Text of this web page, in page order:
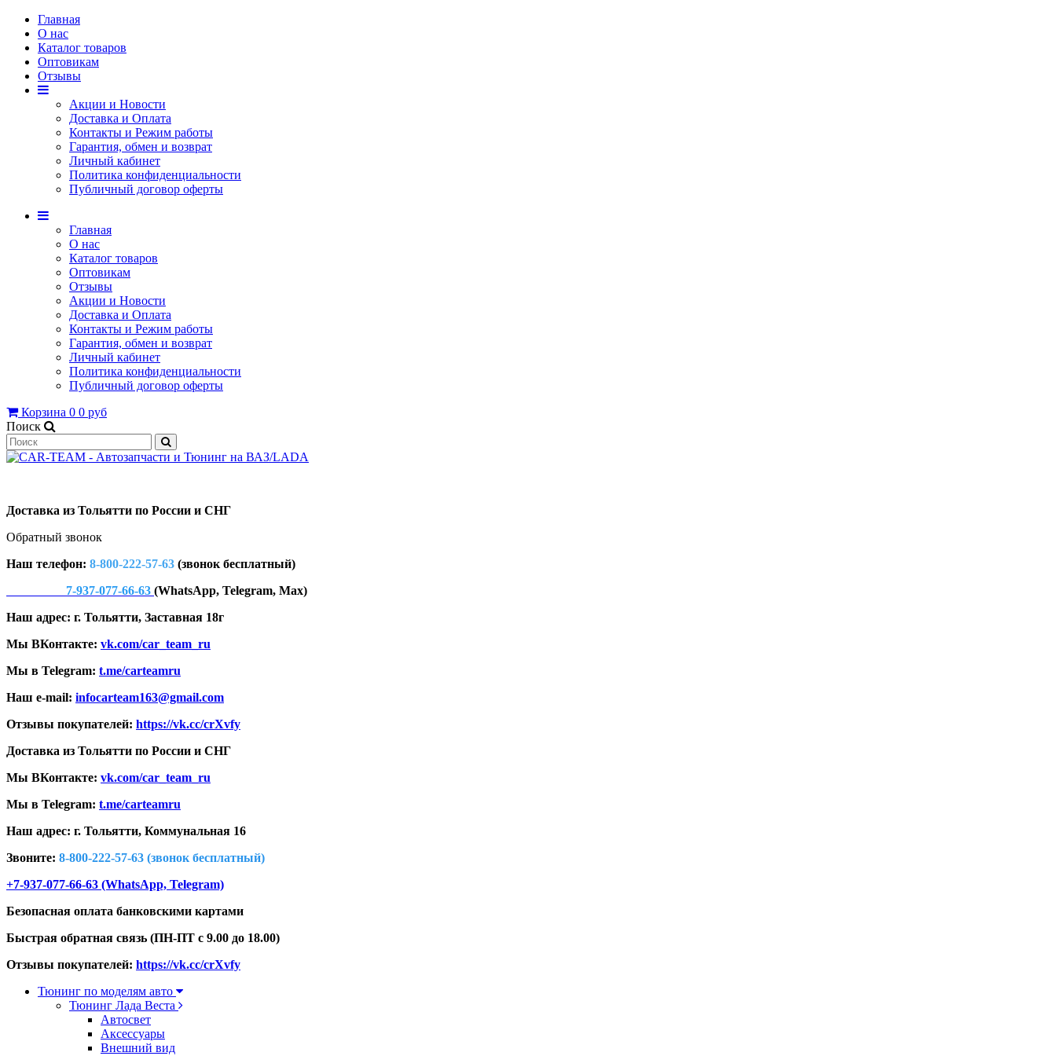
Главная
О нас
Каталог товаров
Оптовикам
Отзывы
Акции и Новости
Доставка и Оплата
Контакты и Режим работы
Гарантия, обмен и возврат
Личный кабинет
Политика конфиденциальности
Публичный договор оферты
Главная
О нас
Каталог товаров
Оптовикам
Отзывы
Акции и Новости
Доставка и Оплата
Контакты и Режим работы
Гарантия, обмен и возврат
Личный кабинет
Политика конфиденциальности
Публичный договор оферты
Корзина 0 0 руб
Поиск
Доставка из Тольятти по России и СНГ
Обратный звонок
Наш телефон: 8-800-222-57-63 (звонок бесплатный)
7-937-077-66-63 (WhatsApp, Telegram, Max)
Наш адрес: г. Тольятти, Заставная 18г
Мы ВКонтакте: vk.com/car_team_ru
Мы в Telegram: t.me/carteamru
Наш e-mail: infocarteam163@gmail.com
Отзывы покупателей: https://vk.cc/crXvfy
Доставка из Тольятти по России и СНГ
Мы ВКонтакте: vk.com/car_team_ru
Мы в Telegram: t.me/carteamru
Наш адрес: г. Тольятти, Коммунальная 16
Звоните: 8-800-222-57-63 (звонок бесплатный)
+7-937-077-66-63 (WhatsApp, Telegram)
Безопасная оплата банковскими картами
Быстрая обратная связь (ПН-ПТ с 9.00 до 18.00)
Отзывы покупателей: https://vk.cc/crXvfy
Тюнинг по моделям авто
Тюнинг Лада Веста
Автосвет
Аксессуары
Внешний вид